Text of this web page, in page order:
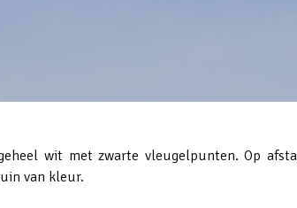
wit met zwarte vleugelpunten. Op
van kleur.